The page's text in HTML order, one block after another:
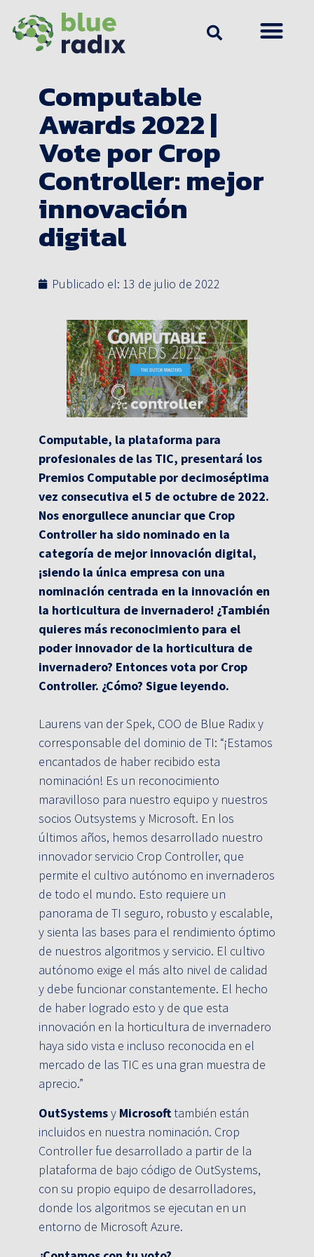
Computable
Awards 2022 |
Vote por Crop
Controller: mejor
innovación
digital
Publicado el: 13 de julio de 2022
Computable, la plataforma para
profesionales de las TIC, presentará los
Premios Computable por decimoséptima
vez consecutiva el 5 de octubre de 2022.
Nos enorgullece anunciar que Crop
Controller ha sido nominado en la
categoría de mejor innovación digital,
¡siendo la única empresa con una
nominación centrada en la innovación en
la horticultura de invernadero! ¿También
quieres más reconocimiento para el
poder innovador de la horticultura de
invernadero? Entonces vota por Crop
Controller. ¿Cómo? Sigue leyendo.
Laurens van der Spek, COO de Blue Radix y
corresponsable del dominio de TI: “¡Estamos
encantados de haber recibido esta
nominación! Es un reconocimiento
maravilloso para nuestro equipo y nuestros
socios Outsystems y Microsoft. En los
últimos años, hemos desarrollado nuestro
innovador servicio Crop Controller, que
permite el cultivo autónomo en invernaderos
de todo el mundo. Esto requiere un
panorama de TI seguro, robusto y escalable,
y sienta las bases para el rendimiento óptimo
de nuestros algoritmos y servicio. El cultivo
autónomo exige el más alto nivel de calidad
y debe funcionar constantemente. El hecho
de haber logrado esto y de que esta
innovación en la horticultura de invernadero
haya sido vista e incluso reconocida en el
mercado de las TIC es una gran muestra de
aprecio.”
OutSystemsy Microsofttambién están
incluidos en nuestra nominación. Crop
Controller fue desarrollado a partir de la
plataforma de bajo código de OutSystems,
con su propio equipo de desarrolladores,
donde los algoritmos se ejecutan en un
entorno de Microsoft Azure.